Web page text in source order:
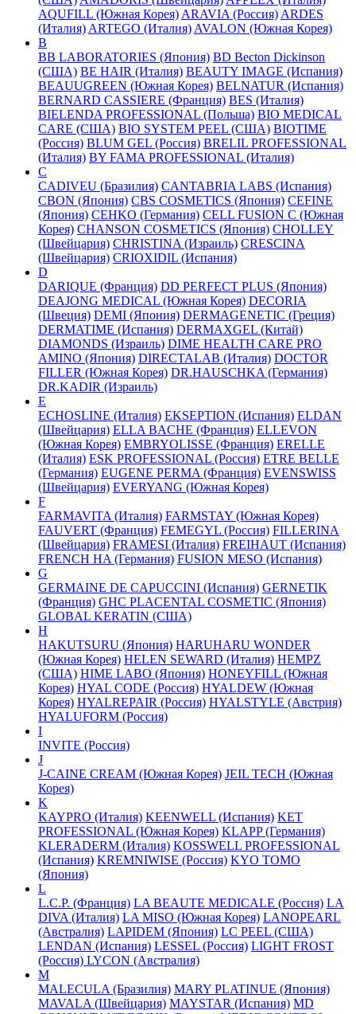
AQUFILL (Южная Корея) ARAVIA (Россия) ARDES
(Италия) ARTEGO (Италия) AVALON (Южная Корея)
B
BB LABORATORIES (Япония) BD Becton Dickinson
(США) BE HAIR (Италия) BEAUTY IMAGE (Испания)
BEAUUGREEN (Южная Корея) BELNATUR (Испания)
BERNARD CASSIERE (Франция) BES (Италия)
BIELENDA PROFESSIONAL (Польша) BIO MEDICAL
CARE (США) BIO SYSTEM PEEL (США) BIOTIME
(Россия) BLUM GEL (Россия) BRELIL PROFESSIONAL
(Италия) BY FAMA PROFESSIONAL (Италия)
C
CADIVEU (Бразилия) CANTABRIA LABS (Испания)
CBON (Япония) CBS COSMETICS (Япония) CEFINE
(Япония) CEHKO (Германия) CELL FUSION C (Южная
Корея) CHANSON COSMETICS (Япония) CHOLLEY
(Швейцария) CHRISTINA (Израиль) CRESCINA
(Швейцария) CRIOXIDIL (Испания)
D
DARIQUE (Франция) DD PERFECT PLUS (Япония)
DEAJONG MEDICAL (Южная Корея) DECORIA
(Швеция) DEMI (Япония) DERMAGENETIC (Греция)
DERMATIME (Испания) DERMAXGEL (Китай)
DIAMONDS (Израиль) DIME HEALTH CARE PRO
AMINO (Япония) DIRECTALAB (Италия) DOCTOR
FILLER (Южная Корея) DR.HAUSCHKA (Германия)
DR.KADIR (Израиль)
E
ECHOSLINE (Италия) EKSEPTION (Испания) ELDAN
(Швейцария) ELLA BACHE (Франция) ELLEVON
(Южная Корея) EMBRYOLISSE (Франция) ERELLE
(Италия) ESK PROFESSIONAL (Россия) ETRE BELLE
(Германия) EUGENE PERMA (Франция) EVENSWISS
(Швейцария) EVERYANG (Южная Корея)
F
FARMAVITA (Италия) FARMSTAY (Южная Корея)
FAUVERT (Франция) FEMEGYL (Россия) FILLERINA
(Швейцария) FRAMESI (Италия) FREIHAUT (Испания)
FRENCH HA (Германия) FUSION MESO (Испания)
G
GERMAINE DE CAPUCCINI (Испания) GERNETIK
(Франция) GHC PLACENTAL COSMETIC (Япония)
GLOBAL KERATIN (США)
H
HAKUTSURU (Япония) HARUHARU WONDER
(Южная Корея) HELEN SEWARD (Италия) HEMPZ
(США) HIME LABO (Япония) HONEYFILL (Южная
Корея) HYAL CODE (Россия) HYALDEW (Южная
Корея) HYALREPAIR (Россия) HYALSTYLE (Австрия)
HYALUFORM (Россия)
I
INVITE (Россия)
J
J-CAINE CREAM (Южная Корея) JEIL TECH (Южная
Корея)
K
KAYPRO (Италия) KEENWELL (Испания) KET
PROFESSIONAL (Южная Корея) KLAPP (Германия)
KLERADERM (Италия) KOSSWELL PROFESSIONAL
(Испания) KREMNIWISE (Россия) KYO TOMO
(Япония)
L
L.C.P. (Франция) LA BEAUTE MEDICALE (Россия) LA
DIVA (Италия) LA MISO (Южная Корея) LANOPEARL
(Австралия) LAPIDEM (Япония) LC PEEL (США)
LENDAN (Испания) LESSEL (Россия) LIGHT FROST
(Россия) LYCON (Австралия)
M
MALECULA (Бразилия) MARY PLATINUE (Япония)
MAVALA (Швейцария) MAYSTAR (Испания) MD